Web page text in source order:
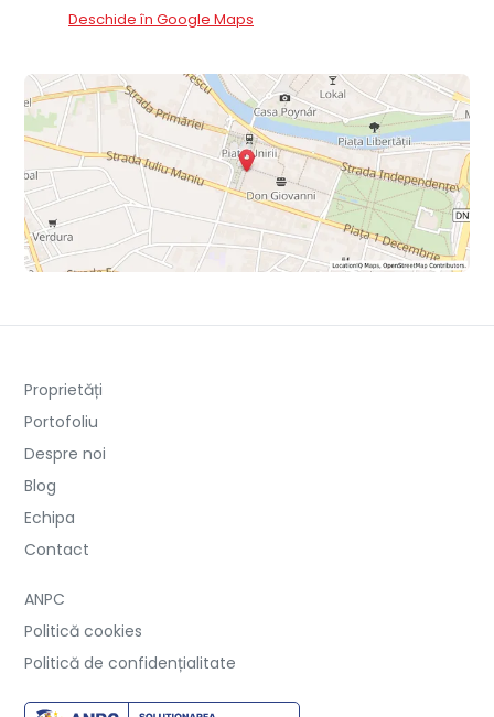
Deschide în Google Maps
Proprietăți
Portofoliu
Despre noi
Blog
Echipa
Contact
ANPC
Politică cookies
Politică de confidențialitate